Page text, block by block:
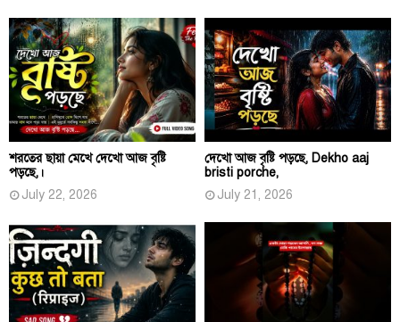
শরতের ছায়া মেখে দেখো আজ বৃষ্টি
পড়ছে,।
July 22, 2026
দেখো আজ বৃষ্টি পড়ছে, Dekho aaj
bristi porche,
July 21, 2026